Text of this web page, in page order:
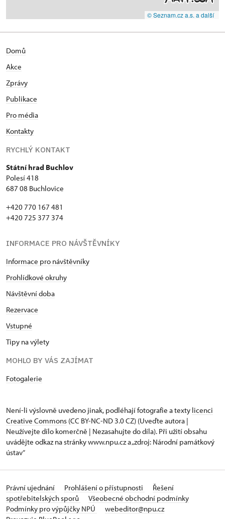
© Seznam.cz a.s. a další
Domů
Akce
Zprávy
Publikace
Pro média
Kontakty
RYCHLÝ KONTAKT
Státní hrad Buchlov
Polesí 418
687 08 Buchlovice
+420 770 167 481
+420 725 377 374
INFORMACE PRO NÁVŠTĚVNÍKY
Informace pro návštěvníky
Prohlídkové okruhy
Návštěvní doba
Rezervace
Vstupné
Tipy na výlety
MOHLO BY VÁS ZAJÍMAT
Fotogalerie
Není-li výslovně uvedeno jinak, podléhají fotografie a texty licenci
Creative Commons (CC BY-NC-ND 3.0 CZ) (Uveďte autora |
Neužívejte dílo komerčně | Nezasahujte do díla). Při užití obsahu
uvádějte odkaz na stránky www.npu.cz a „zdroj: Národní památkový
ústav“
Právní ujednání Prohlášení o přístupnosti
Řešení
spotřebitelských sporů
Všeobecné obchodní podmínky
Podmínky pro výpůjčky NPÚ
webeditor@npu.cz